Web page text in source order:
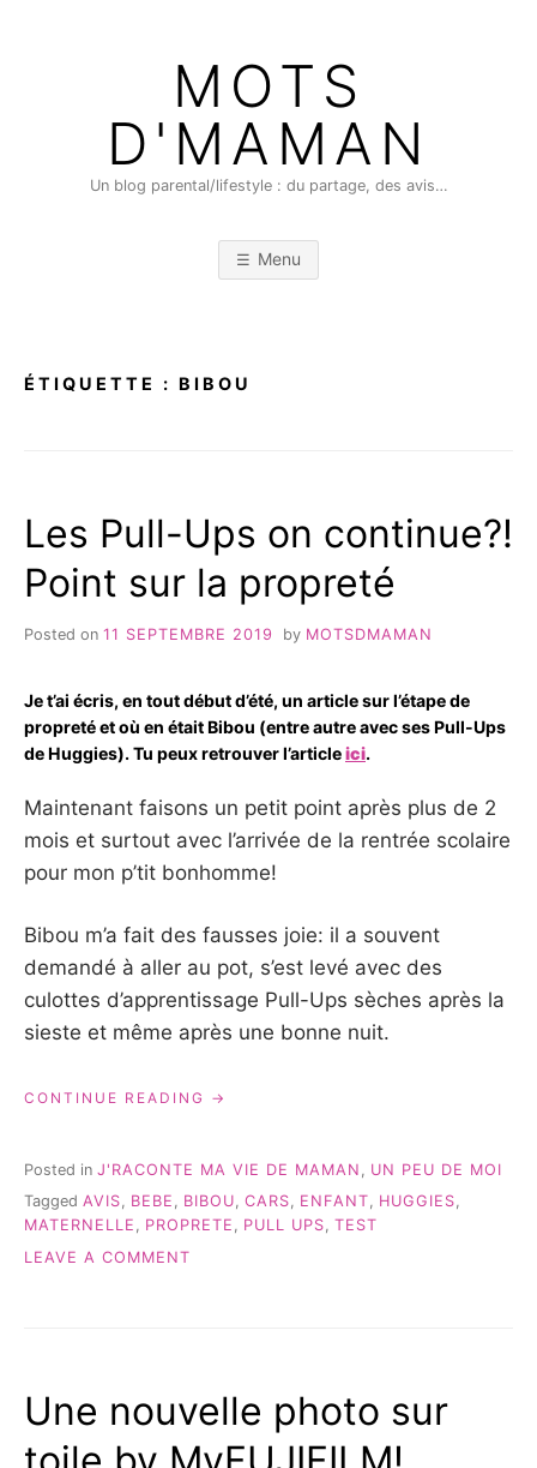
MOTS
D'MAMAN
Un blog parental/lifestyle : du partage, des avis…
Menu
ÉTIQUETTE : BIBOU
Les Pull-Ups on continue?!
Point sur la propreté
Posted on 11 SEPTEMBRE 2019 by MOTSDMAMAN
Je t’ai écris, en tout début d’été, un article sur l’étape de
propreté et où en était Bibou (entre autre avec ses Pull-Ups
de Huggies). Tu peux retrouver l’articleici.
Maintenant faisons un petit point après plus de 2
mois et surtout avec l’arrivée de la rentrée scolaire
pour mon p’tit bonhomme!
Bibou m’a fait des fausses joie: il a souvent
demandé à aller au pot, s’est levé avec des
culottes d’apprentissage Pull-Ups sèches après la
sieste et même après une bonne nuit.
CONTINUE READING « LES
ON
POINT
SUR
Posted in J'RACONTE MA VIE DE MAMAN , UN PEU DE MOI
Tagged AVIS, BEBE , BIBOU, CARS, ENFANT, HUGGIES,
MATERNELLE , PROPRETE , PULL UPS, TEST
LEAVE A COMMENT
POINT
SUR
LA
Une nouvelle photo sur